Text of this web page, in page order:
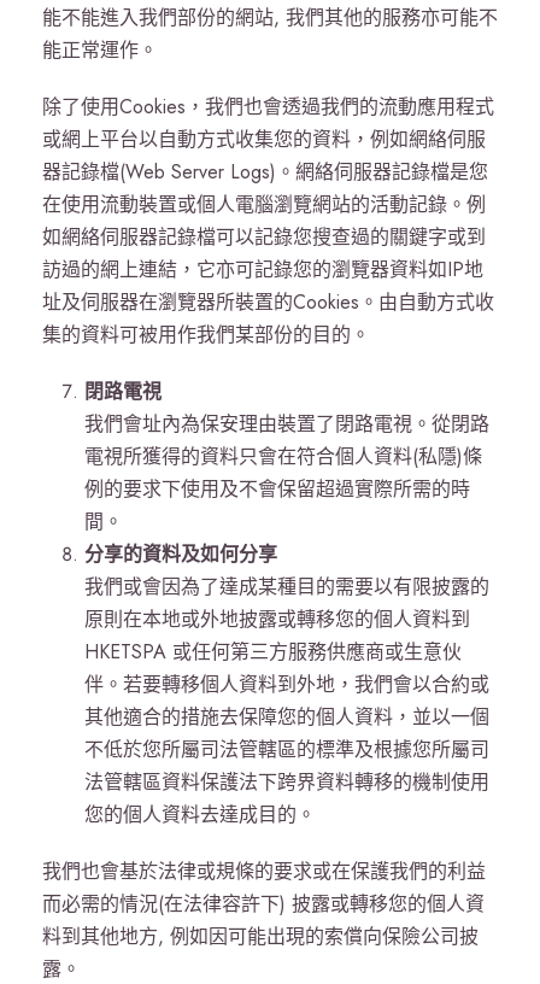
能不能進入我們部份的網站, 我們其他的服務亦可能不
能正常運作。
除了使用Cookies，我們也會透過我們的流動應用程式
或網上平台以自動方式收集您的資料，例如網絡伺服
器記錄檔(Web Server Logs)。網絡伺服器記錄檔是您
在使用流動裝置或個人電腦瀏覽網站的活動記錄。例
如網絡伺服器記錄檔可以記錄您搜查過的關鍵字或到
訪過的網上連結，它亦可記錄您的瀏覽器資料如IP地
址及伺服器在瀏覽器所裝置的Cookies。由自動方式收
集的資料可被用作我們某部份的目的。
閉路電視
我們會址內為保安理由裝置了閉路電視。從閉路
電視所獲得的資料只會在符合個人資料(私隱)條
例的要求下使用及不會保留超過實際所需的時
間。
分享的資料及如何分享
我們或會因為了達成某種目的需要以有限披露的
原則在本地或外地披露或轉移您的個人資料到
HKETSPA 或任何第三方服務供應商或生意伙
伴。若要轉移個人資料到外地，我們會以合約或
其他適合的措施去保障您的個人資料，並以一個
不低於您所屬司法管轄區的標準及根據您所屬司
法管轄區資料保護法下跨界資料轉移的機制使用
您的個人資料去達成目的。
我們也會基於法律或規條的要求或在保護我們的利益
而必需的情況(在法律容許下) 披露或轉移您的個人資
料到其他地方, 例如因可能出現的索償向保險公司披
露。